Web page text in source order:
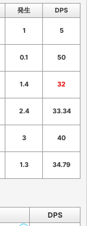
発生
DPS
1 5
0.1 50
1.4 32
2.4 33.34
3 40
1.3 34.79
DPS